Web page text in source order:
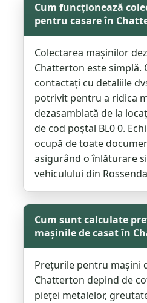
Cum funcționează
pentru casare în
Colectarea mașinilor
Chatterton este simplă.
contactați cu detaliile
potrivit pentru a ridica
dezasamblată de la
de cod poștal BL0 0.
ocupă de toate
asigurând o înlăturare
vehiculului din
Cum sunt calculate
mașinile de casat în
Prețurile pentru mașini
Chatterton depind de
pieței metalelor,